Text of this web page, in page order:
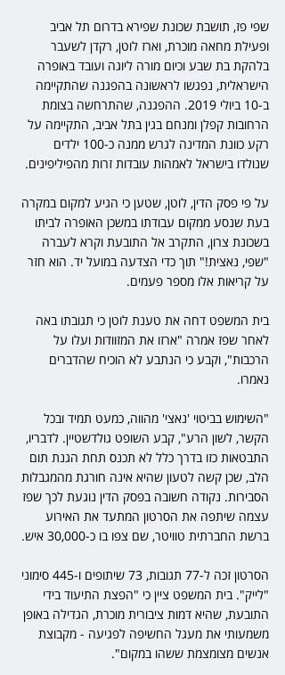
שפי פז, תושבת שכונת שפירא בדרום תל אביב
ופעילת מחאה מוכרת, וארז לוטן, רקדן לשעבר
בלהקת בת שבע וכיום מורה ליוגה ועובד באופרה
הישראלית, נפגשו לראשונה בהפגנה שהתקיימה
ב-10 ביולי 2019. ההפגנה, שהתרחשה בצומת
הרחובות קפלן ומנחם בגין בתל אביב, התקיימה על
רקע כוונת המדינה לגרש ממנה כ-100 ילדים
שנולדו בישראל לאמהות עובדות זרות מהפיליפינים.
על פי פסק הדין, לוטן, שטען כי הגיע למקום במקרה
בעת שנסע ממקום עבודתו במשכן האופרה לביתו
בשכונת צרון, התקרב אל התובעת וקרא לעברה
"שפי, נאצית!" תוך כדי הצדעה במועל יד. הוא חזר
על קריאות אלו מספר פעמים.
בית המשפט דחה את טענת לוטן כי תגובתו באה
לאחר שפז אמרה "ארזו את המזוודות ועלו על
הרכבות", וקבע כי הנתבע לא הוכיח שהדברים
נאמרו.
"השימוש בביטוי 'נאצי' מהווה, כמעט תמיד ובכל
הקשר, לשון הרע", קבע השופט גולדשטיין. לדבריו,
התבטאות כזו בדרך כלל לא תכנס תחת הגנת תום
הלב, שכן קשה לטעון שהיא אינה חורגת מהמגבלות
הסבירות. נקודה חשובה בפסק הדין נוגעת לכך שפז
עצמה שיתפה את הסרטון המתעד את האירוע
ברשת החברתית טוויטר, שם צפו בו כ-30,000 איש.
הסרטון זכה ל-77 תגובות, 73 שיתופים ו-445 סימוני
"לייק". בית המשפט ציין כי "הפצת התיעוד בידי
התובעת, שהיא דמות ציבורית מוכרת, הגדילה באופן
משמעותי את מעגל החשיפה לפגיעה - מקבוצת
אנשים מצומצמת ששהו במקום".